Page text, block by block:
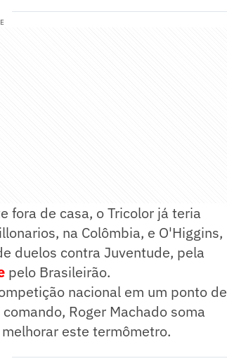
fora de casa, o Tricolor já teria
na Colômbia, e O'Higgins,
duelos contra Juventude, pela
pelo Brasileirão.
nacional em um ponto de
Roger Machado soma
este termômetro.